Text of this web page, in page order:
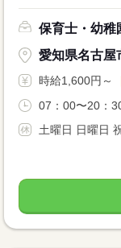
保育士・幼稚
愛知県名古屋
時給1,600円～
07：00〜20：
土曜日 日曜日